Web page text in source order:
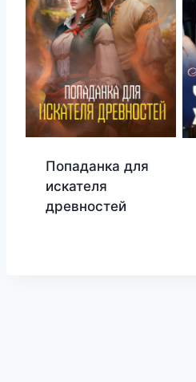
Попаданка для
искателя
древностей